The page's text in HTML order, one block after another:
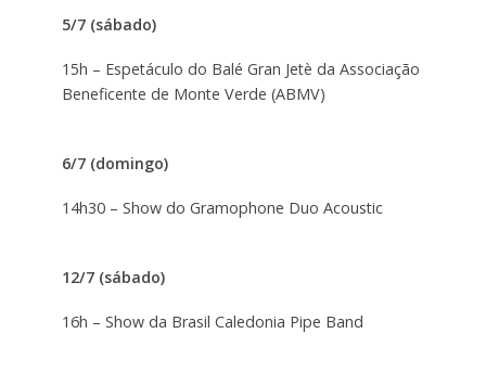
5/7 (sábado)
15h – Espetáculo do Balé Gran Jetè da Associação
Beneficente de Monte Verde (ABMV)
6/7 (domingo)
14h30 – Show do Gramophone Duo Acoustic
12/7 (sábado)
16h – Show da Brasil Caledonia Pipe Band